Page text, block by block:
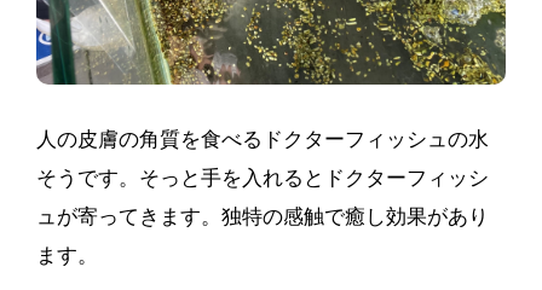
人の皮膚の角質を食べるドクターフィッシュの水
そうです。そっと手を入れるとドクターフィッシ
ュが寄ってきます。独特の感触で癒し効果があり
ます。